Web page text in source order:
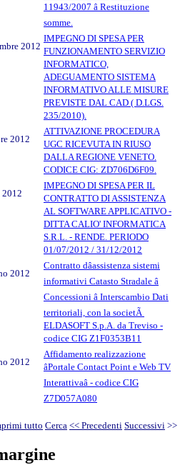
11943/2007 â Restituzione
somme.
2012
IMPEGNO DI SPESA PER
FUNZIONAMENTO SERVIZIO
INFORMATICO,
ADEGUAMENTO SISTEMA
INFORMATIVO ALLE MISURE
PREVISTE DAL CAD ( D.LGS.
235/2010).
2012
ATTIVAZIONE PROCEDURA
UGC RICEVUTA IN RIUSO
DALLA REGIONE VENETO.
CODICE CIG: ZD706D6F09.
IMPEGNO DI SPESA PER IL
CONTRATTO DI ASSISTENZA
AL SOFTWARE APPLICATIVO -
DITTA CALIO' INFORMATICA
S.R.L. - RENDE. PERIODO
01/07/2012 / 31/12/2012
2012
Contratto dâassistenza sistemi
informativi Catasto Stradale â
Concessioni â Interscambio Dati
territoriali, con la societÃ
ELDASOFT S.p.A. da Treviso -
codice CIG Z1F0353B11
2012
Affidamento realizzazione
âPortale Contact Point e Web TV
Interattivaâ - codice CIG
Z7D057A080
tutto Cerca << Precedenti Successivi >>